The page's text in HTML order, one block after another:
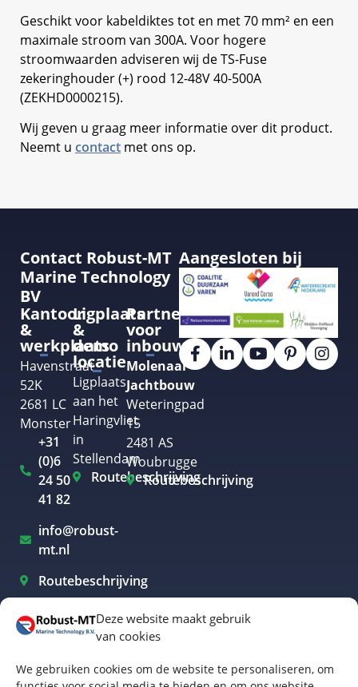
Deze website maakt gebruik
van cookies
We gebruiken cookies om de website te personaliseren, om
Geschikt voor kabeldiktes tot en met 70 mm² en een
maximale stroom van 300A. Voor hogere
stroomwaarden adviseren wij de TS-Fuse
zekeringhouder (+) rood 12-48V 40-500A
(ZEKHD0000215).
Wij geven u graag meer informatie over dit product.
Neemt u contact met ons op.
Contact Robust-MT
Marine Technology
BV
Kantoor
&
werkplaats
Havenstraat
52K
2681 LC
Monster
+31
(0)6
24 50
41 82
info@robust-
mt.nl
Routebeschrijving
Ligplaats
&
demo
locatie
Ligplaats
aan het
Haringvliet
in
Stellendam
Routebeschrijving
Partner
voor
inbouw
Molenaar
Jachtbouw
Weteringpad
15
2481 AS
Woubrugge
Routebeschrijving
Aangesloten bij
Elektrisch varen Westland
Elektrisch varen Rotterdam